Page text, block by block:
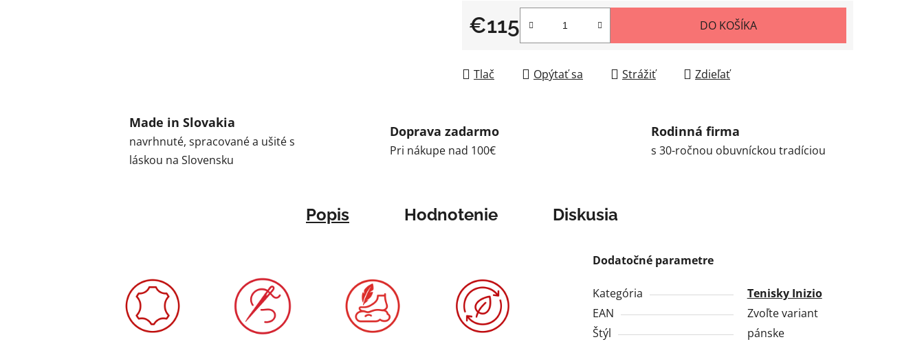
€115
Jednotková cena:
DO KOŠÍKA
Tlač Opýtať sa Strážiť Zdieľať
Made in Slovakia
navrhnuté, spracované a ušité s
láskou na Slovensku
Doprava zadarmo
Pri nákupe nad 100€
Rodinná firma
s 30-ročnou obuvníckou tradíciou
Popis Hodnotenie Diskusia
Dodatočné parametre
Kategória
Tenisky Inizio
EAN
Zvoľte variant
Štýl
pánske